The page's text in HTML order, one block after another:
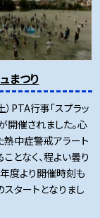
まつり
）PTA行事「スプラッ
開催されました。心
熱中症警戒アラート
となく、程よい曇り
度より開催時刻も
タートとなりまし